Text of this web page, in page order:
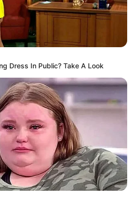
Dress In Public? Take A Look